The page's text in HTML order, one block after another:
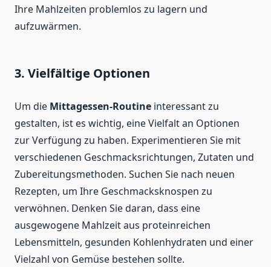
Ihre Mahlzeiten problemlos zu lagern und
aufzuwärmen.
3. Vielfältige Optionen
Um die Mittagessen-Routine interessant zu
gestalten, ist es wichtig, eine Vielfalt an Optionen
zur Verfügung zu haben. Experimentieren Sie mit
verschiedenen Geschmacksrichtungen, Zutaten und
Zubereitungsmethoden. Suchen Sie nach neuen
Rezepten, um Ihre Geschmacksknospen zu
verwöhnen. Denken Sie daran, dass eine
ausgewogene Mahlzeit aus proteinreichen
Lebensmitteln, gesunden Kohlenhydraten und einer
Vielzahl von Gemüse bestehen sollte.